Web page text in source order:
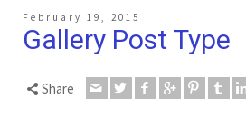
February 19, 2015
Gallery Post Type
Share